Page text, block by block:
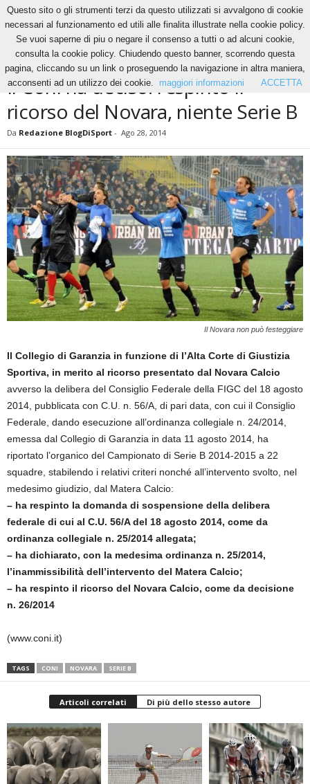
News Il Coni ha deciso: respinto il ricorso del Novara, niente Serie B
NEWS
Il Coni ha deciso: respinto il
ricorso del Novara, niente Serie B
Da Redazione BlogDiSport - Ago 28, 2014
Il Novara non può festeggiare
Il Collegio di Garanzia in funzione di l’Alta Corte di Giustizia
Sportiva, in merito al ricorso presentato dal Novara Calcio
avverso la delibera del Consiglio Federale della FIGC del 18 agosto
2014, pubblicata con C.U. n. 56/A, di pari data, con cui il Consiglio
Federale, dando esecuzione all’ordinanza collegiale n. 24/2014,
emessa dal Collegio di Garanzia in data 11 agosto 2014, ha
riportato l’organico del Campionato di Serie B 2014-2015 a 22
squadre, stabilendo i relativi criteri nonché all’intervento svolto, nel
medesimo giudizio, dal Matera Calcio:
– ha respinto la domanda di sospensione della delibera
federale di cui al C.U. 56/A del 18 agosto 2014, come da
ordinanza collegiale n. 25/2014 allegata;
– ha dichiarato, con la medesima ordinanza n. 25/2014,
l’inammissibilità dell’intervento del Matera Calcio;
– ha respinto il ricorso del Novara Calcio, come da decisione
n. 26/2014
(www.coni.it)
TAGS CONI NOVARA SERIE B
Articoli correlati Di più dello stesso autore
Questo sito o gli strumenti terzi da questo utilizzati si avvalgono di cookie
necessari al funzionamento ed utili alle finalita illustrate nella cookie policy.
Se vuoi saperne di piu o negare il consenso a tutti o ad alcuni cookie,
consulta la cookie policy. Chiudendo questo banner, scorrendo questa
pagina, cliccando su un link o proseguendo la navigazione in altra maniera,
acconsenti ad un utilizzo dei cookie.
maggiori informazioni ACCETTA